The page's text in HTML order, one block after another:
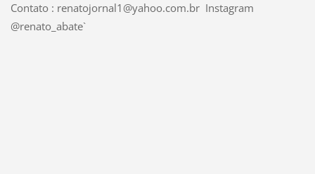
Contato : renatojornal1@yahoo.com.br Instagram
@renato_abate`